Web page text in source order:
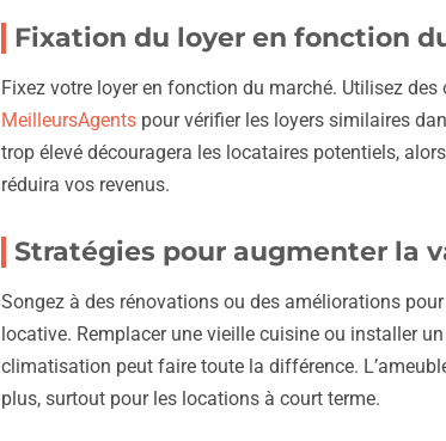
Fixation du loyer en fonction
Fixez votre loyer en fonction du marché. Utilisez
MeilleursAgents pour vérifier les loyers similaires
trop élevé découragera les locataires potentiels,
réduira vos revenus.
Stratégies pour augmenter la
Songez à des rénovations ou des améliorations
locative. Remplacer une vieille cuisine ou installer
climatisation peut faire toute la différence.
plus, surtout pour les locations à court terme.